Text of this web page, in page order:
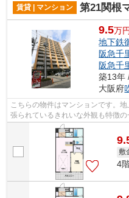
賃貸 | マンション 第21関根
9.5万
地下鉄
阪急千
阪急千
築13年
大阪府
こちらの物件はマンションです。
張られているきれいな外観も特徴
内ごみ置き場などが備わっておりと
敷
4